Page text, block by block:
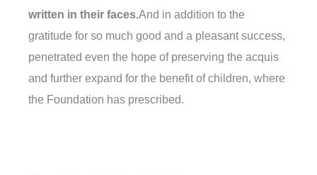
written in their faces.And in addition to the
gratitude for so much good and a pleasant success,
penetrated even the hope of preserving the acquis
and further expand for the benefit of children, where
the Foundation has prescribed.